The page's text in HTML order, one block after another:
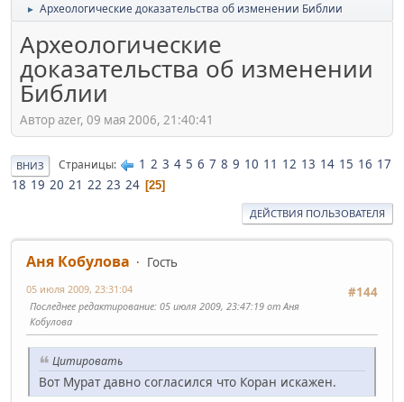
► Археологические доказательства об изменении Библии
Археологические
доказательства об изменении
Библии
Автор azer, 09 мая 2006, 21:40:41
ВНИЗ Страницы 1 2 3 4 5 6 7 8 9 10 11 12 13 14 15 16 17
18 19 20 21 22 23 24 25
ДЕЙСТВИЯ ПОЛЬЗОВАТЕЛЯ
Аня Кобулова
Гость
#144
05 июля 2009, 23:31:04
Последнее редактирование: 05 июля 2009, 23:47:19 от Аня
Кобулова
Цитировать
Вот Мурат давно согласился что Коран искажен.